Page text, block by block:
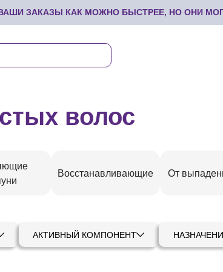
ЗАКАЗЫ КАК МОЖНО БЫСТРЕЕ, НО ОНИ
волос
Восстанавливающие От
АКТИВНЫЙ КОМПОНЕНТ